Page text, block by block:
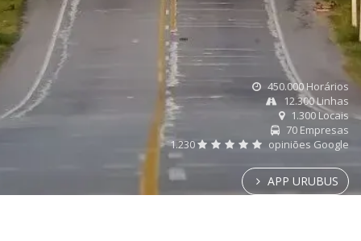
450.000 Horários
12.300 Linhas
1.300 Locais
70 Empresas
1.230
opiniões Google
APP URUBUS